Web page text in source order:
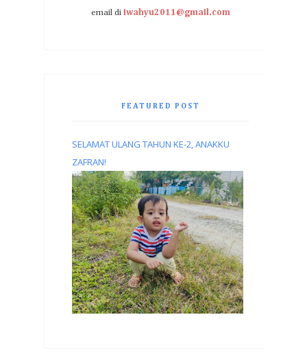
email di iwahyu2011@gmail.com
FEATURED POST
SELAMAT ULANG TAHUN KE-2, ANAKKU
ZAFRAN!